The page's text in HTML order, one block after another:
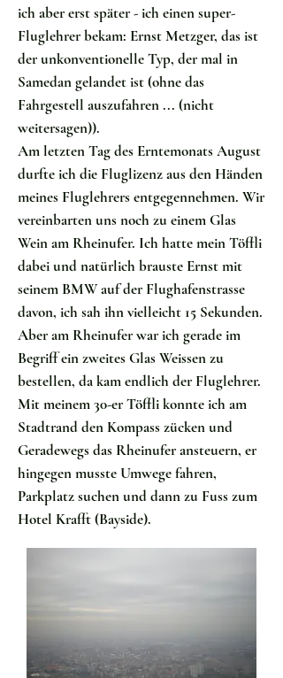
ich aber erst später - ich einen super-
Fluglehrer bekam: Ernst Metzger, das ist
der unkonventionelle Typ, der mal in
Samedan gelandet ist (ohne das
Fahrgestell auszufahren ... (nicht
weitersagen)).
Am letzten Tag des Erntemonats August
durfte ich die Fluglizenz aus den Händen
meines Fluglehrers entgegennehmen. Wir
vereinbarten uns noch zu einem Glas
Wein am Rheinufer. Ich hatte mein Töffli
dabei und natürlich brauste Ernst mit
seinem BMW auf der Flughafenstrasse
davon, ich sah ihn vielleicht 15 Sekunden.
Aber am Rheinufer war ich gerade im
Begriff ein zweites Glas Weissen zu
bestellen, da kam endlich der Fluglehrer.
Mit meinem 30-er Töffli konnte ich am
Stadtrand den Kompass zücken und
Geradewegs das Rheinufer ansteuern, er
hingegen musste Umwege fahren,
Parkplatz suchen und dann zu Fuss zum
Hotel Krafft (Bayside).